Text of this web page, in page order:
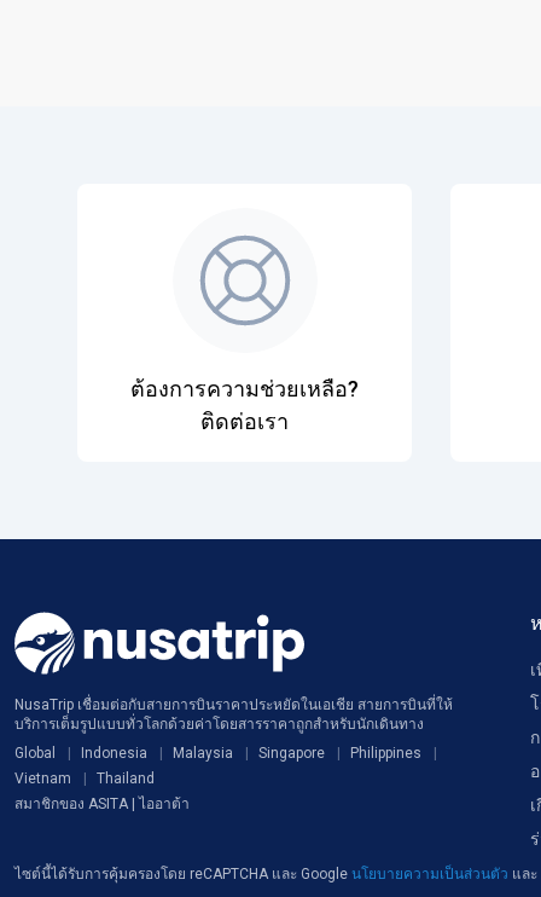
ต้องการความช่วยเหลือ?
ติดต่อเรา
NusaTrip เชื่อมต่อกับสายการบินราคาประหยัดในเอเชีย สายการบินที่ให้
บริการเต็มรูปแบบทั่วโลกด้วยค่าโดยสารราคาถูกสำหรับนักเดินทาง
Global
Indonesia Malaysia Singapore
Philippines
Vietnam
Thailand
สมาชิกของ ASITA | ไออาต้า
ไซต์นี้ได้รับการคุ้มครองโดย reCAPTCHA และ Google นโยบายความเป็นส่วนตัว และ